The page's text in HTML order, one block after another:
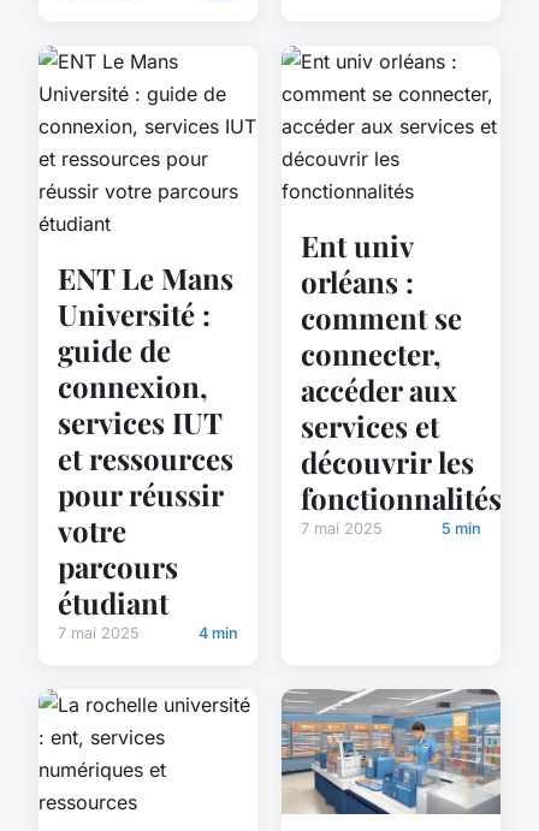
ENT Le Mans
Université :
guide de
connexion,
services IUT
et ressources
pour réussir
votre
parcours
étudiant
7 mai 2025 4 min
Ent univ
orléans :
comment se
connecter,
accéder aux
services et
découvrir les
fonctionnalités
7 mai 2025 5 min